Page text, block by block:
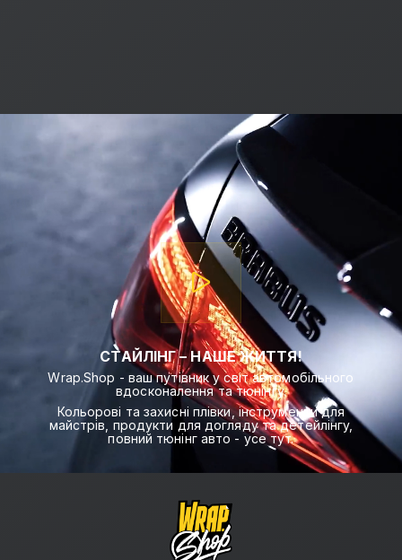
СТАЙЛІНГ – НАШЕ ЖИТТЯ!
Wrap.Shop - ваш путівник у світ автомобільного
вдосконалення та тюнінгу.
Кольорові та захисні плівки, інструменти для
майстрів, продукти для догляду та детейлінгу,
повний тюнінг авто - усе тут.